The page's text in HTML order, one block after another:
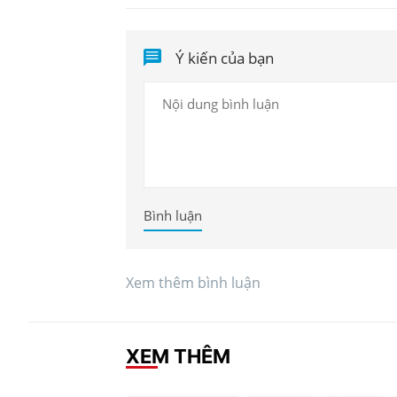
Ý kiến của bạn
Bình luận
Xem thêm bình luận
XEM THÊM